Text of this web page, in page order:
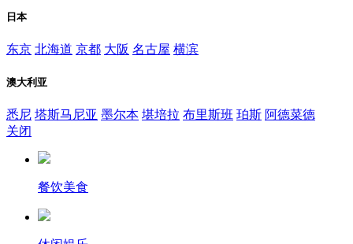
日本
东京 北海道 京都 大阪 名古屋 横滨
澳大利亚
悉尼 塔斯马尼亚 墨尔本 堪培拉 布里斯班 珀斯 阿德菜德
关闭
餐饮美食